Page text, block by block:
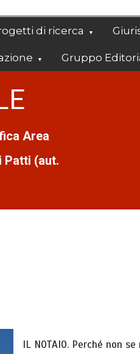
di ricerca
Gruppo
Area
Patti (aut.
IL NOTAIO. Perché non